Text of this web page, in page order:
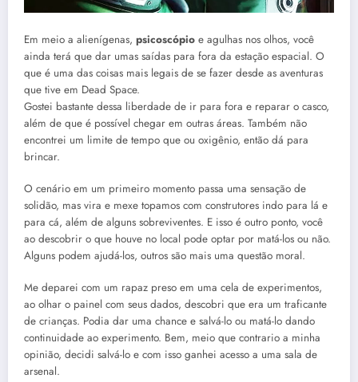
Em meio a alienígenas, psicoscópio e agulhas nos olhos, você
ainda terá que dar umas saídas para fora da estação espacial. O
que é uma das coisas mais legais de se fazer desde as aventuras
que tive em Dead Space.
Gostei bastante dessa liberdade de ir para fora e reparar o casco,
além de que é possível chegar em outras áreas. Também não
encontrei um limite de tempo que ou oxigênio, então dá para
brincar.
O cenário em um primeiro momento passa uma sensação de
solidão, mas vira e mexe topamos com construtores indo para lá e
para cá, além de alguns sobreviventes. E isso é outro ponto, você
ao descobrir o que houve no local pode optar por matá-los ou não.
Alguns podem ajudá-los, outros são mais uma questão moral.
Me deparei com um rapaz preso em uma cela de experimentos,
ao olhar o painel com seus dados, descobri que era um traficante
de crianças. Podia dar uma chance e salvá-lo ou matá-lo dando
continuidade ao experimento. Bem, meio que contrario a minha
opinião, decidi salvá-lo e com isso ganhei acesso a uma sala de
arsenal.